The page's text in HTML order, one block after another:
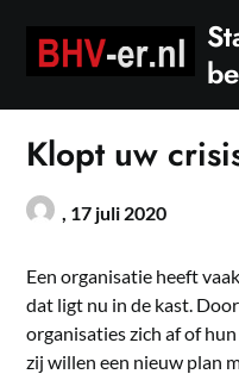
content
Klopt uw
, 17 juli 2020
Een organisatie heeft
dat ligt nu in de kast.
organisaties zich af of
zij willen een nieuw plan